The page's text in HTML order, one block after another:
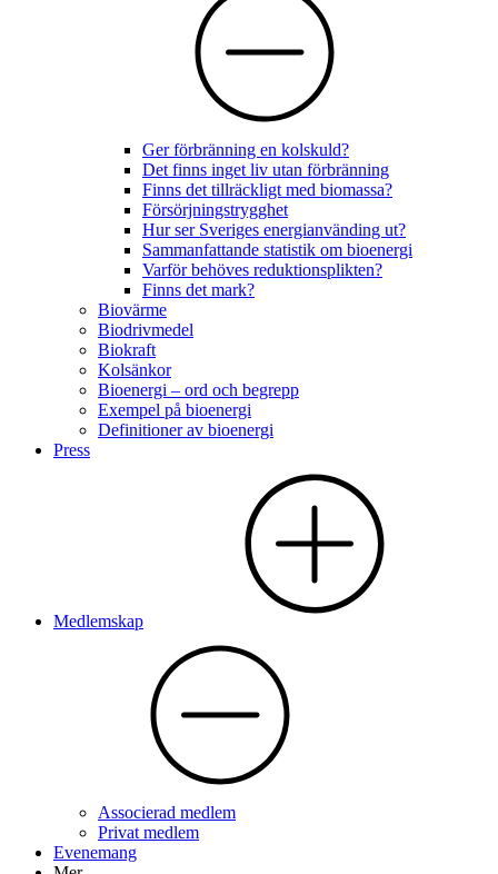
Ger förbränning en kolskuld?
Det finns inget liv utan förbränning
Finns det tillräckligt med biomassa?
Försörjningstrygghet
Hur ser Sveriges energianvänding ut?
Sammanfattande statistik om bioenergi
Varför behöves reduktionsplikten?
Finns det mark?
Biovärme
Biodrivmedel
Biokraft
Kolsänkor
Bioenergi – ord och begrepp
Exempel på bioenergi
Definitioner av bioenergi
Press
Medlemskap
Associerad medlem
Privat medlem
Evenemang